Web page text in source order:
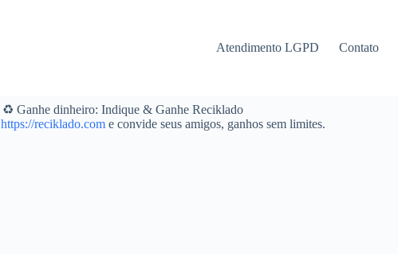
Atendimento LGPD Contato
♻️ Ganhe dinheiro: Indique & Ganhe Reciklado
https://reciklado.come convide seus amigos, ganhos sem limites.